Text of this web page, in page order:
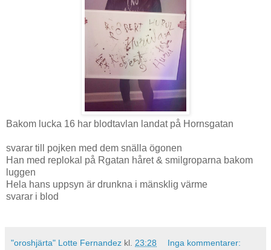
Bakom lucka 16 har blodtavlan landat på Hornsgatan
svarar till pojken med dem snälla ögonen
Han med replokal på Rgatan håret & smilgroparna bakom
luggen
Hela hans uppsyn är drunkna i mänsklig värme
svarar i blod
"oroshjärta" Lotte Fernandez kl. 23:28 Inga kommentarer: